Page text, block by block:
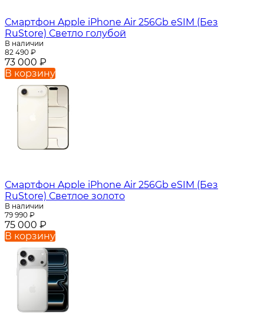
Смартфон Apple iPhone Air 256Gb eSIM (Без
RuStore) Светло голубой
В наличии
82 490 ₽
73 000 ₽
В корзину
Смартфон Apple iPhone Air 256Gb eSIM (Без
RuStore) Светлое золото
В наличии
79 990 ₽
75 000 ₽
В корзину